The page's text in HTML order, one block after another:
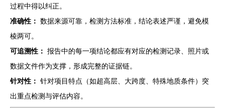
过程中得以纠正。
准确性： 数据来源可靠，检测方法标准，结论表述严谨，避免模
棱两可。
可追溯性： 报告中的每一项结论都应有对应的检测记录、照片或
数据文件作为支撑，形成完整的证据链。
针对性： 针对项目特点（如超高层、大跨度、特殊地质条件）突
出重点检测与评估内容。